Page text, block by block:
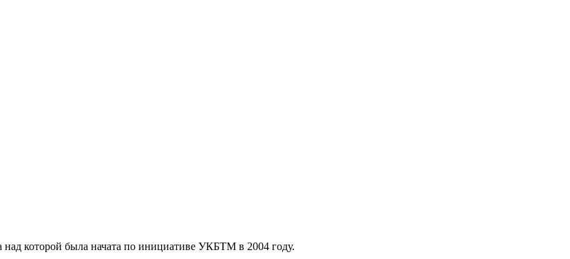
которой была начата по инициативе УКБТМ в 2004 году.